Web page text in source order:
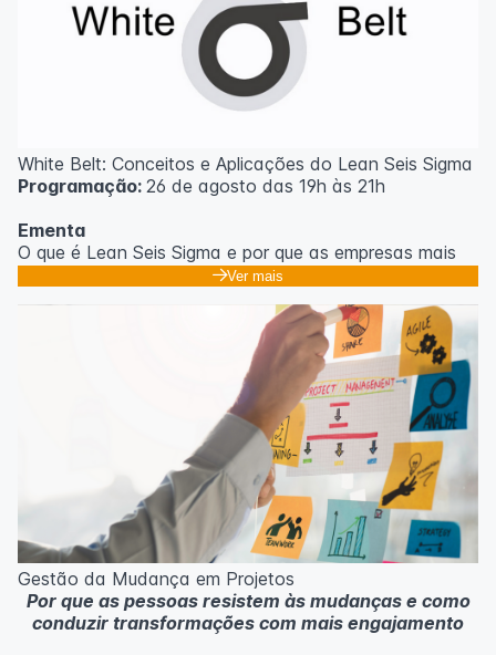
White Belt: Conceitos e Aplicações do Lean Seis Sigma
Programação: 26 de agosto das 19h às 21h
Ementa
O que é Lean Seis Sigma e por que as empresas mais
eficientes do mundo usam;
Introdução ao DMAIC: o roteiro para resolver
Ferramentas essenciais: 5 Porquês, Ishikawa e voz do
Casos práticos de melhoria em processos
administrativos e operacionais;
Próximos passos na jornada Lean Seis Sigma: do White
Metodologia
100% da carga horária do curso são realizadas com
aulas ao vivo.
As aulas podem ser assistidas por computador, celular
ou tablet.
Ver mais
Gestão da Mudança em Projetos
Por que as pessoas resistem às mudanças e como
conduzir transformações com mais engajamento